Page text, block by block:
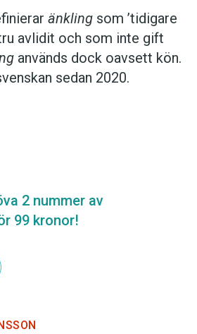
änkling som ’tidigare
av­lidit och som inte gift
används dock oavsett kön.
sedan 2020.
2 nummer av
99 kronor!